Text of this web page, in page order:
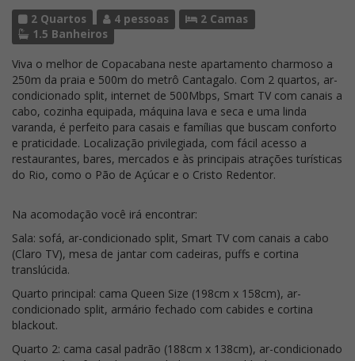
2 Quartos 4 pessoas
2 Camas
1.5 Banheiros
Viva o melhor de Copacabana neste apartamento charmoso a
250m da praia e 500m do metrô Cantagalo. Com 2 quartos, ar-
condicionado split, internet de 500Mbps, Smart TV com canais a
cabo, cozinha equipada, máquina lava e seca e uma linda
varanda, é perfeito para casais e famílias que buscam conforto
e praticidade. Localização privilegiada, com fácil acesso a
restaurantes, bares, mercados e às principais atrações turísticas
do Rio, como o Pão de Açúcar e o Cristo Redentor.
Na acomodação você irá encontrar:
Sala: sofá, ar-condicionado split, Smart TV com canais a cabo
(Claro TV), mesa de jantar com cadeiras, puffs e cortina
translúcida.
Quarto principal: cama Queen Size (198cm x 158cm), ar-
condicionado split, armário fechado com cabides e cortina
blackout.
Quarto 2: cama casal padrão (188cm x 138cm), ar-condicionado